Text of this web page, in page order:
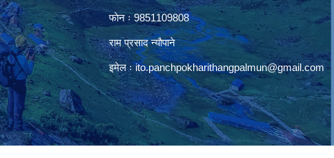
फाेन ः 9851109808
राम प्रसाद न्याैपाने
इमेल ःito.panchpokharithangpalmun@gmail.com